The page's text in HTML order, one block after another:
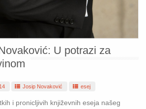
U potrazi za
Josip Novaković esej
i pronicljivih književnih eseja našeg